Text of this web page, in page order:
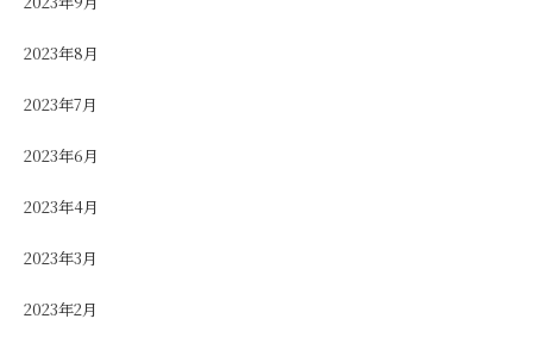
2023年8月
2023年7月
2023年6月
2023年4月
2023年3月
2023年2月